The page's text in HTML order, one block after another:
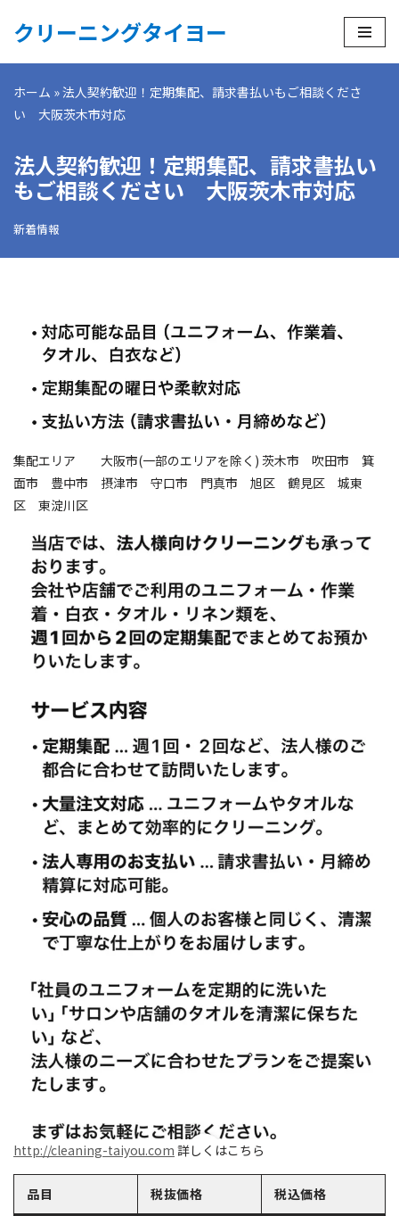
コ
テ
ン
へ
ス
キ
ッ
クリーニングタイヨー
ホーム »法人契約歓迎！定期集配、請求書払いもご相談くださ
い 大阪茨木市対応
法人契約歓迎！定期集配、請求書払い
もご相談ください 大阪茨木市対応
新着情報
集配エリア 大阪市(一部のエリアを除く) 茨木市 吹田市 箕
面市 豊中市 摂津市 守口市 門真市 旭区 鶴見区 城東
区 東淀川区
http://cleaning-taiyou.com 詳しくはこちら
品目 税抜価格 税込価格